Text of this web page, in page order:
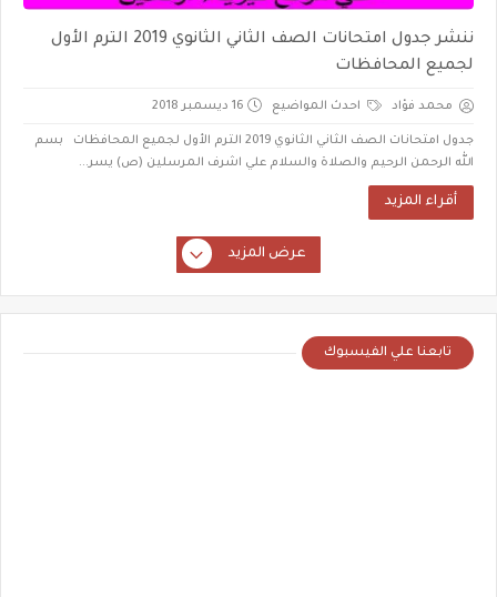
ننشر جدول امتحانات الصف الثاني الثانوي 2019 الترم الأول
لجميع المحافظات
محمد فؤاد احدث المواضيع 16 ديسمبر 2018
جدول امتحانات الصف الثاني الثانوي 2019 الترم الأول لجميع المحافظات بسم
الله الرحمن الرحيم والصلاة والسلام علي اشرف المرسلين (ص) يسر...
أقراء المزيد
عرض المزيد
تابعنا علي الفيسبوك